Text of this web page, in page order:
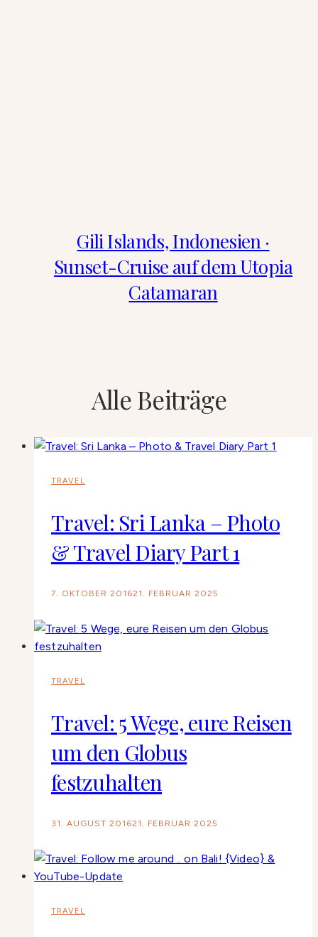
Gili Islands, Indonesien ·
Sunset-Cruise auf dem Utopia
Catamaran
Alle Beiträge
TRAVEL
Travel: Sri Lanka – Photo
& Travel Diary Part 1
7. OKTOBER 201621. FEBRUAR 2025
TRAVEL
Travel: 5 Wege, eure Reisen
um den Globus
festzuhalten
31. AUGUST 201621. FEBRUAR 2025
TRAVEL